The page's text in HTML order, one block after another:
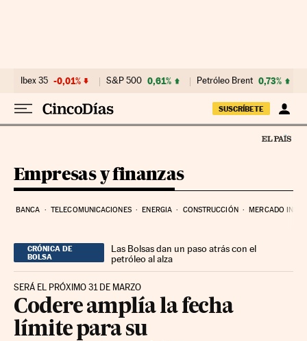
Ibex 35 -0,01% S&P 500 0,61% Petróleo Brent 0,73%
SUSCRÍBETE
Empresas y finanzas
BANCA TELECOMUNICACIONES ENERGIA CONSTRUCCIÓN MERCADO
CRÓNICA DE
BOLSA
Las Bolsas dan un paso atrás con el
petróleo al alza
SERÁ EL PRÓXIMO 31 DE MARZO
Codere amplía la fecha
límite para su